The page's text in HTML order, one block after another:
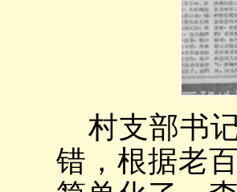
村支部书
错，根据老